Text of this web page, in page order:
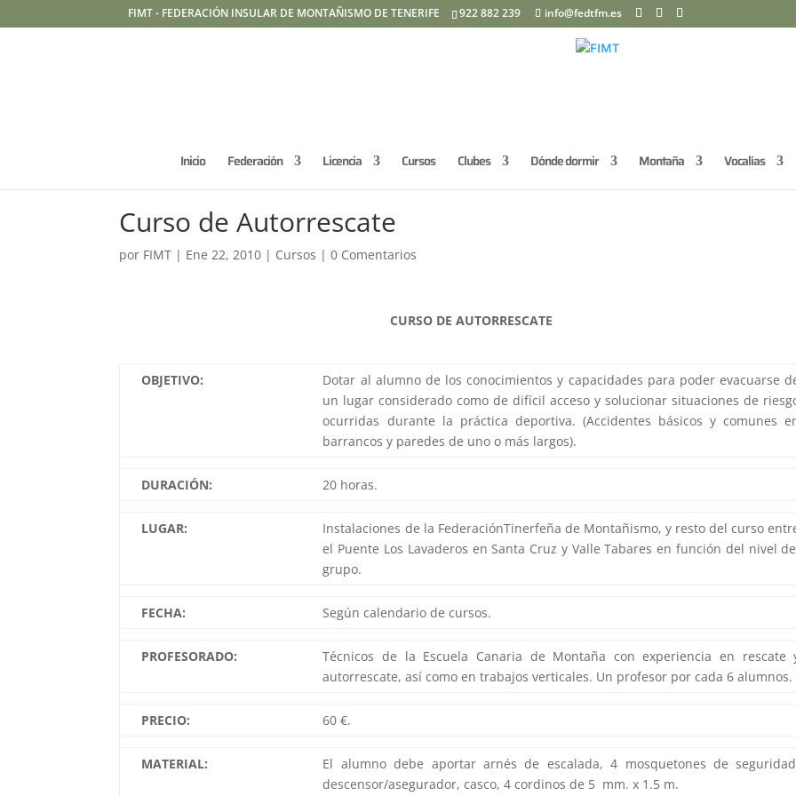
FIMT - FEDERACIÓN INSULAR DE MONTAÑISMO DE TENERIFE 922 882 239 info@fedtfm.es
Inicio Federación Licencia Cursos Clubes Dónde dormir Montaña Vocalías
Curso de Autorrescate
por FIMT | Ene 22, 2010 | Cursos |0 Comentarios
CURSO DE AUTORRESCATE
OBJETIVO:
Dotar al alumno de los conocimientos y capacidades para poder evacuarse
un lugar considerado como de difícil acceso y solucionar situaciones de
ocurridas durante la práctica deportiva. (Accidentes básicos y comunes
barrancos y paredes de uno o más largos).
DURACIÓN: 20 horas.
LUGAR:
Instalaciones de la FederaciónTinerfeña de Montañismo, y resto del curso
el Puente Los Lavaderos en Santa Cruz y Valle Tabares en función del nivel
grupo.
FECHA: Según calendario de cursos.
PROFESORADO:
Técnicos de la Escuela Canaria de Montaña con experiencia en rescate
autorrescate, así como en trabajos verticales. Un profesor por cada 6 alumnos.
PRECIO: 60 €.
MATERIAL:
El alumno debe aportar arnés de escalada, 4 mosquetones de
descensor/asegurador, casco, 4 cordinos de 5 mm. x 1.5 m.